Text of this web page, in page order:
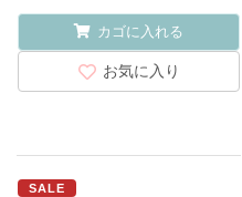
カゴに入れる
お気に入り
SALE